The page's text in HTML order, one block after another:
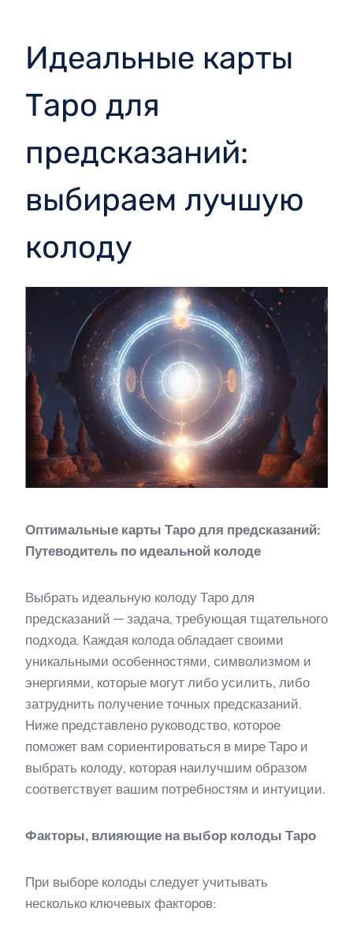
Идеальные карты
Таро для
предсказаний:
выбираем лучшую
колоду
Оптимальные карты Таро для предсказаний:
Путеводитель по идеальной колоде
Выбрать идеальную колоду Таро для
предсказаний — задача, требующая тщательного
подхода. Каждая колода обладает своими
уникальными особенностями, символизмом и
энергиями, которые могут либо усилить, либо
затруднить получение точных предсказаний.
Ниже представлено руководство, которое
поможет вам сориентироваться в мире Таро и
выбрать колоду, которая наилучшим образом
соответствует вашим потребностям и интуиции.
Факторы, влияющие на выбор колоды Таро
При выборе колоды следует учитывать
несколько ключевых факторов: